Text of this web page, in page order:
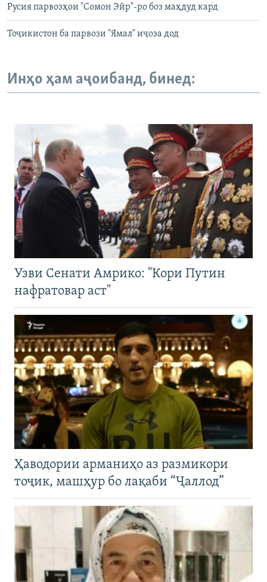
Русия парвозҳои "Сомон Эйр"-ро боз маҳдуд кард
Тоҷикистон ба парвози "Ямал" иҷоза дод
Инҳо ҳам аҷоибанд, бинед:
Узви Сенати Амрико: "Кори Путин
нафратовар аст"
Ҳаводории арманиҳо аз размикори
тоҷик, машҳур бо лақаби “Ҷаллод”